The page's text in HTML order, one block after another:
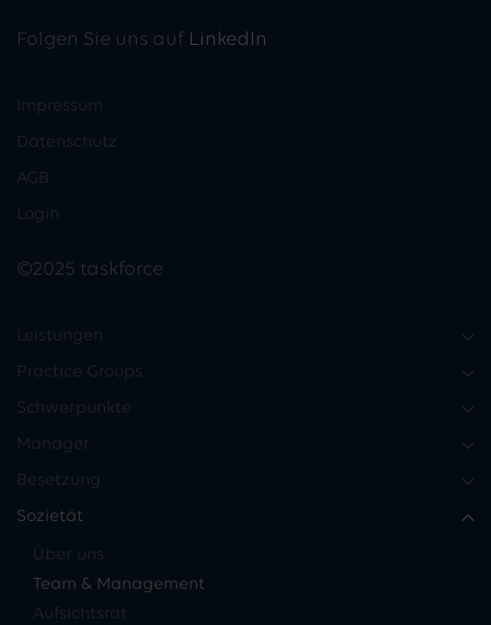
Folgen Sie uns auf LinkedIn
Impressum
Datenschutz
AGB
Login
©2025 taskforce
Leistungen
Practice Groups
Schwerpunkte
Manager
Besetzung
Sozietät
Über uns
Team & Management
Aufsichtsrat